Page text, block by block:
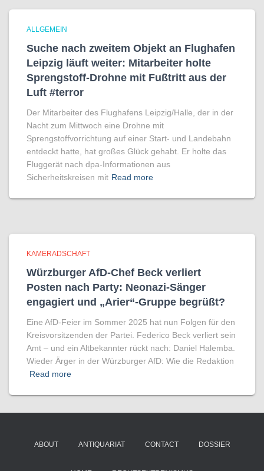
ALLGEMEIN
Suche nach zweitem Objekt an Flughafen
Leipzig läuft weiter: Mitarbeiter holte
Sprengstoff-Drohne mit Fußtritt aus der
Luft #terror
Der Mitarbeiter des Flughafens Leipzig/Halle, der in der
Nacht zum Mittwoch eine Drohne mit
Sprengstoffvorrichtung auf einer Start- und Landebahn
entdeckt hatte, hat großes Glück gehabt. Er holte das
Fluggerät nach dpa-Informationen aus
Sicherheitskreisen mit Read more
KAMERADSCHAFT
Würzburger AfD-Chef Beck verliert
Posten nach Party: Neonazi-Sänger
engagiert und „Arier“-Gruppe begrüßt?
Eine AfD-Feier im Sommer 2025 hat nun Folgen für den
Kreisvorsitzenden der Partei. Federico Beck verliert sein
Amt – und ein Altbekannter rückt nach: Daniel Halemba.
Wieder Ärger in der Würzburger AfD: Wie die Redaktion
Read more
ABOUT ANTIQUARIAT CONTACT DOSSIER